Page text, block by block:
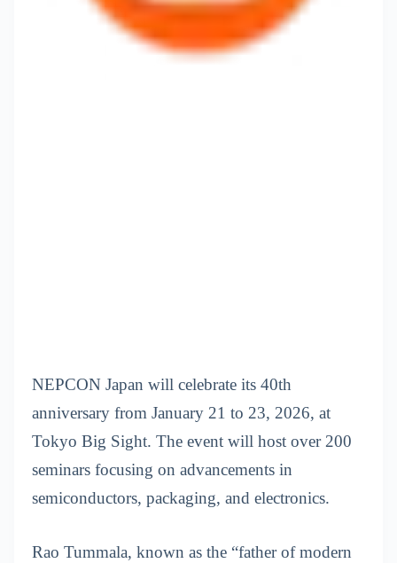
NEPCON Japan will celebrate its 40th
anniversary from January 21 to 23, 2026, at
Tokyo Big Sight. The event will host over 200
seminars focusing on advancements in
semiconductors, packaging, and electronics.
Rao Tummala, known as the “father of modern